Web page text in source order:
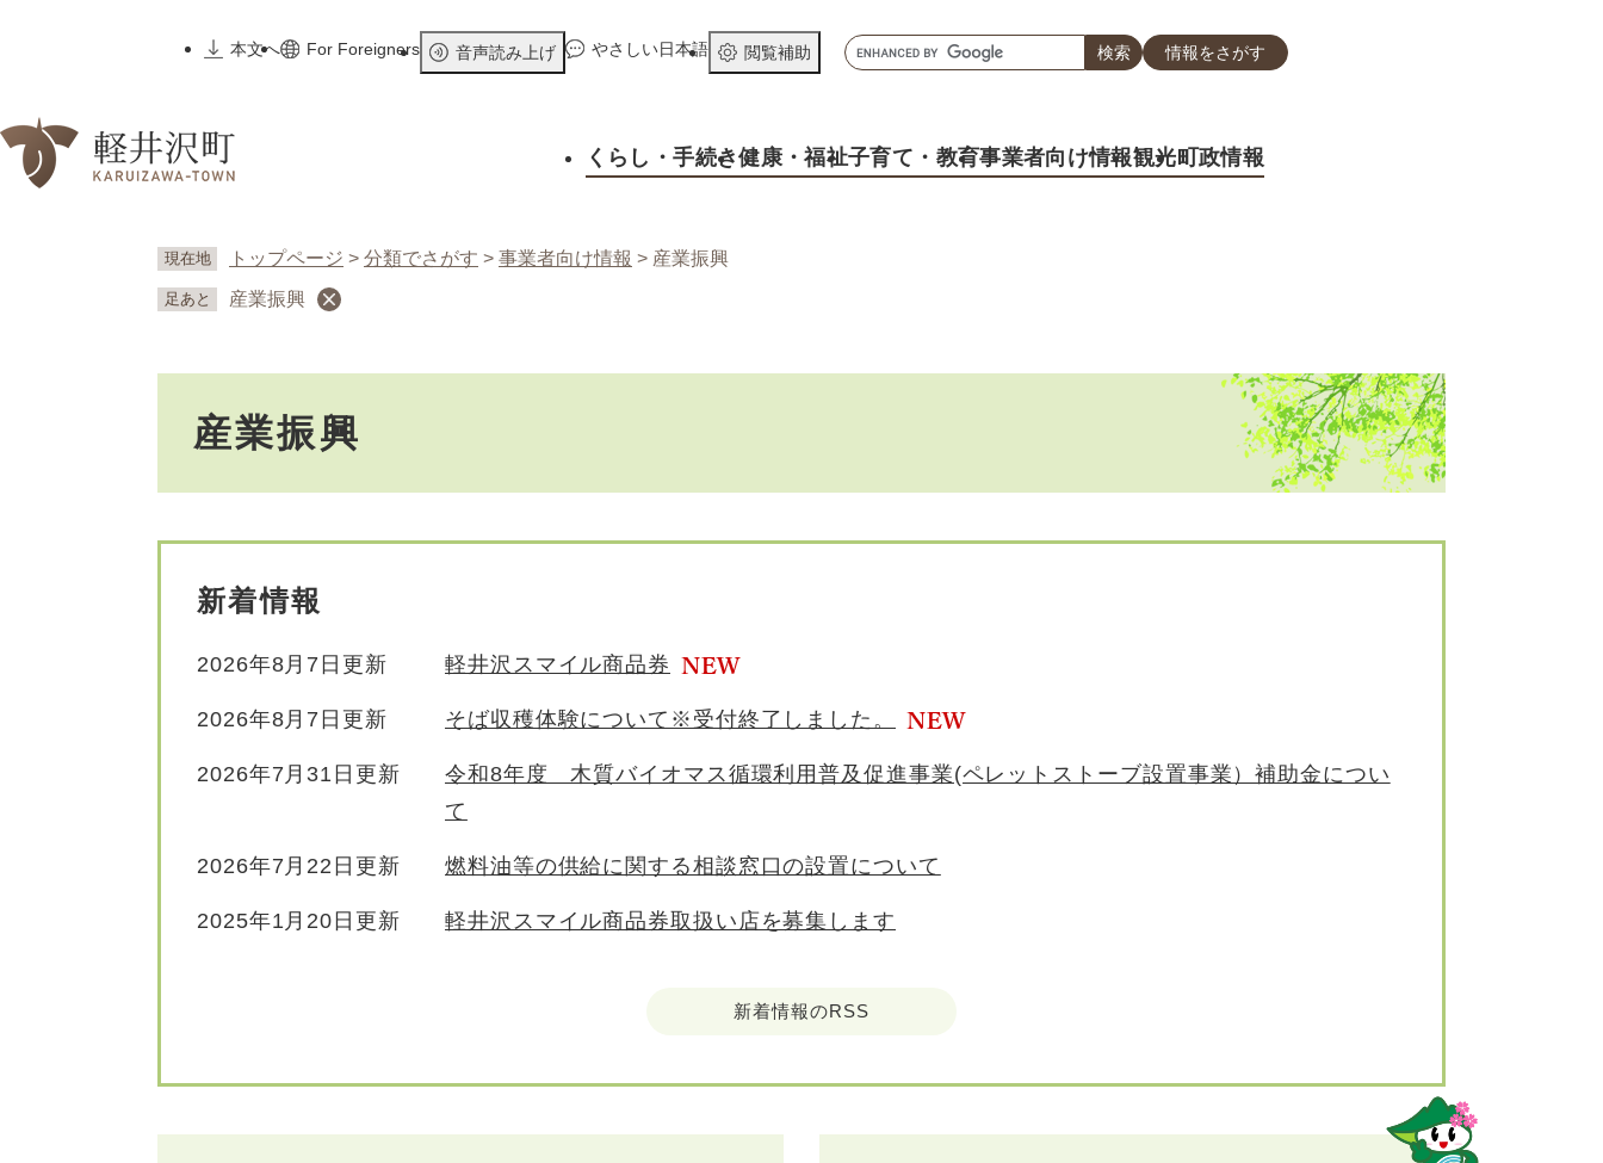
先
本文へ
For Foreigners 音声読み上げ やさしい日本語 閲覧補助
キ
ー
ド
情報をさがす
くらし ・手続き健康 ・福祉子育て ・教育事業者向け情報観光町政情報
現在地 トップページ > 分類でさがす > 事業者向け情報 > 産業振興
足あと 産業振興
産業振興
新着情報
2026年8月7日更新 軽井沢スマイル商品券
2026年8月7日更新 そば収穫体験について※受付終了しました。
2026年7月31日更新
令和8年度 木質バイオマス循環利用普及促進事業(ペレットストーブ設置事業）補助金につい
て
2026年7月22日更新 燃料油等の供給に関する相談窓口の設置について
2025年1月20日更新 軽井沢スマイル商品券取扱い店を募集します
新着情報のRSS